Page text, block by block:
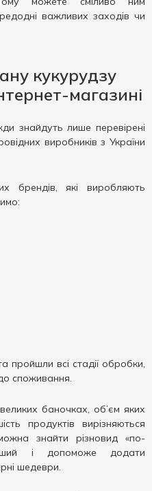
важливих заходів чи
кукурудзу
магазині
знайдуть лише перевірені
виробників з України
брендів, які виробляють
пройшли всі стадії обробки,
споживання.
баночках, об’єм яких
продуктів вирізняються
знайти різновид «по-
і допоможе додати
шедеври.